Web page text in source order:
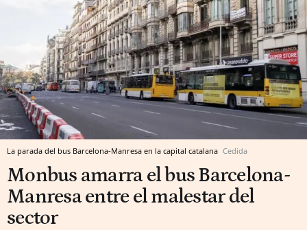
La parada del bus Barcelona-Manresa en la capital catalana Cedida
Monbus amarra el bus Barcelona-
Manresa entre el malestar del
sector